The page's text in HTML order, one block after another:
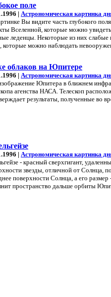
поле
| Астрономическая картинка
Вы видите часть глубокого
Вселенной, которые можно
леденцы. Некоторые из них
которые можно наблюдать
облаков на Юпитере
| Астрономическая картинка
Юпитера в ближнем
агенства НАСА. Телескоп
результаты, полученные во
| Астрономическая картинка
- красный сверхгигант,
звезды, отличной от Солнца,
поверхности Солнца, а его
пространство дальше орбиты